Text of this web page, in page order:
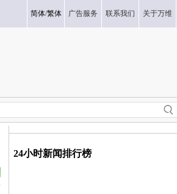
简体/繁体 广告服务 联系我们 关于万维
24小时新闻排行榜